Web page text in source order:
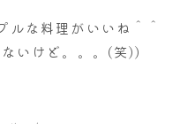
ルな料理がいいね＾＾
いけど。。。(笑))